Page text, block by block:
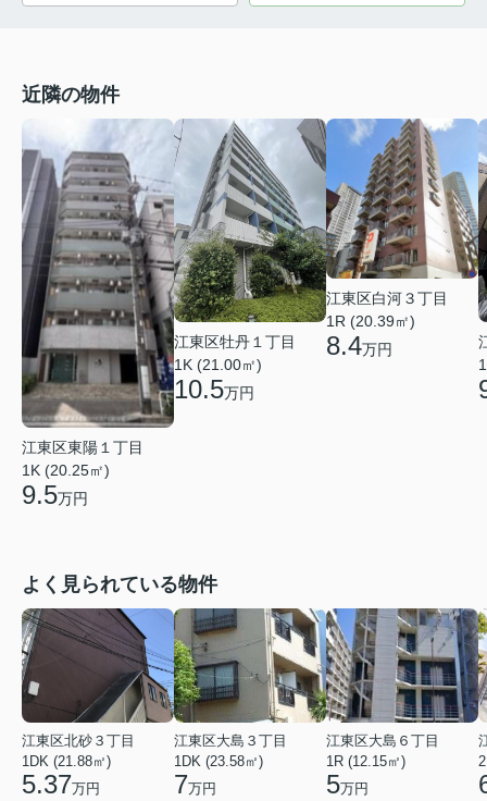
近隣の物件
江東区東陽１丁目
1K (20.25㎡)
9.5万円
江東区牡丹１丁目
1K (21.00㎡)
10.5万円
江東区白河３丁目
1R (20.39㎡)
8.4万円
よく見られている物件
江東区北砂３丁目
1DK (21.88㎡)
5.37万円
江東区大島３丁目
1DK (23.58㎡)
7万円
江東区大島６丁目
1R (12.15㎡)
5万円